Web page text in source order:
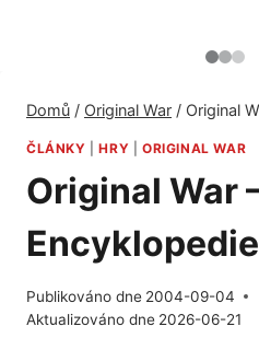
Domů / Original War / Original
ČLÁNKY |HRY ORIGINAL WAR
Original War
Encyklopedie
Publikováno dne 2004-09-04
Aktualizováno dne 2026-06-21